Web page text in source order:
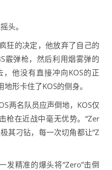
头。
狂的决定，他放弃了自己的
霰弹枪，然后利用烟雾弹的
他没有直接冲向KOS的正
形卡住了KOS的侧身。
两名队员应声倒地，KOS仅
枪在近战中毫无优势。“Zer
其刁钻，每一次切角都让“Z
发精准的爆头将“Zero”击倒